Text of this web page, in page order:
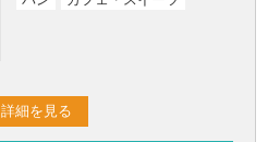
詳細を見る